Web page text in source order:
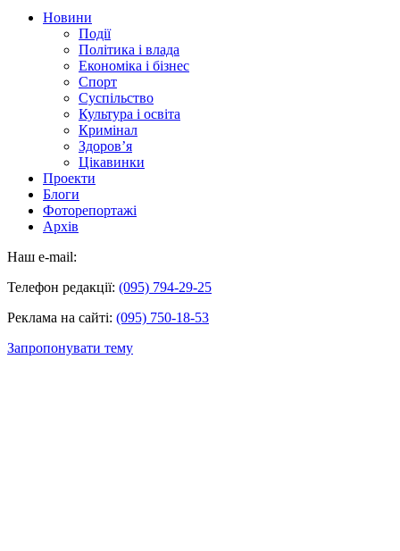
Новини
Події
Політика і влада
Економіка і бізнес
Спорт
Суспільство
Культура і освіта
Кримінал
Здоров’я
Цікавинки
Проекти
Блоги
Фоторепортажі
Архів
Наш e-mail:
Телефон редакції: (095) 794-29-25
Реклама на сайті: (095) 750-18-53
Запропонувати тему